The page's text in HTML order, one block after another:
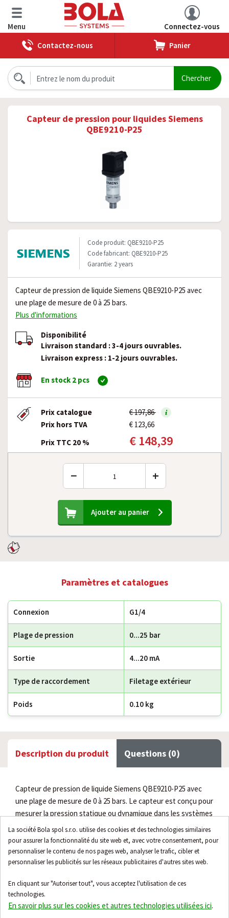
La société Bola spol s.r.o. utilise des cookies et des technologies similaires
pour assurer la fonctionnalité du site web et, avec votre consentement, pour
personnaliser le contenu de nos pages web, analyser le trafic, cibler et
personnaliser les publicités sur les réseaux publicitaires d'autres sites web.
En cliquant sur "Autoriser tout", vous acceptez l'utilisation de ces
technologies.
En savoir plus sur les cookies et autres technologies utilisées ici.
Menu
Connectez-vous
Contactez-nous
Panier
Capteur de pression pour liquides Siemens
QBE9210-P25
Code produit: QBE9210-P25
Code fabricant: QBE9210-P25
Garantie: 2 years
Capteur de pression de liquide Siemens QBE9210-P25 avec
une plage de mesure de 0 à 25 bars.
Plus d'informations
Disponibilité
Livraison standard : 3-4 jours ouvrables.
Livraison express : 1-2 jours ouvrables.
En stock 2 pcs
Prix catalogue
€ 197,86
Prix hors TVA
€ 123,66
Prix TTC 20 %
€ 148,39
− +
Ajouter au panier
Paramètres et catalogues
Connexion G1/4
Plage de pression 0...25 bar
Sortie 4...20 mA
Type de raccordement Filetage extérieur
Poids 0.10 kg
Description du produit Questions (0)
Capteur de pression de liquide Siemens QBE9210-P25 avec
une plage de mesure de 0 à 25 bars. Le capteur est conçu pour
mesurer la pression statique ou dynamique dans les systèmes
de chauffage ou de chauffage à distance.
Caractéristiques
Alimentation 8...32 VDC
Signal de sortie en courant 4-20 mA
Plage de mesure 0-25 bars
Principe de mesure piézorésistif